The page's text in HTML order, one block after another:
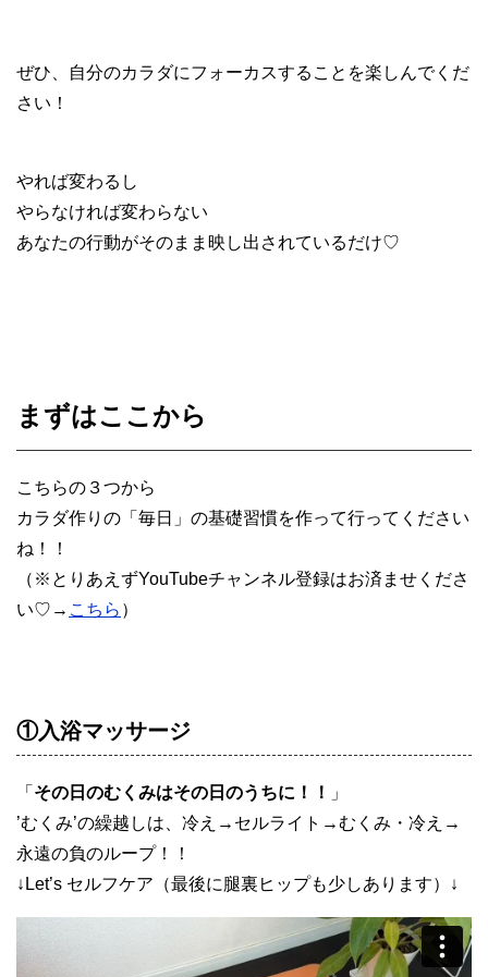
ぜひ、自分のカラダにフォーカスすることを楽しんでくだ
さい！
やれば変わるし
やらなければ変わらない
あなたの行動がそのまま映し出されているだけ♡
まずはここから
こちらの３つから
カラダ作りの「毎日」の基礎習慣を作って行ってください
ね！！
（※とりあえずYouTubeチャンネル登録はお済ませくださ
い♡→ こちら ）
①入浴マッサージ
「 その日のむくみはその日のうちに！！
」
’むくみ’の繰越しは、冷え→セルライト→むくみ・冷え→
永遠の負のループ！！
↓Let’s セルフケア（最後に腿裏ヒップも少しあります）↓